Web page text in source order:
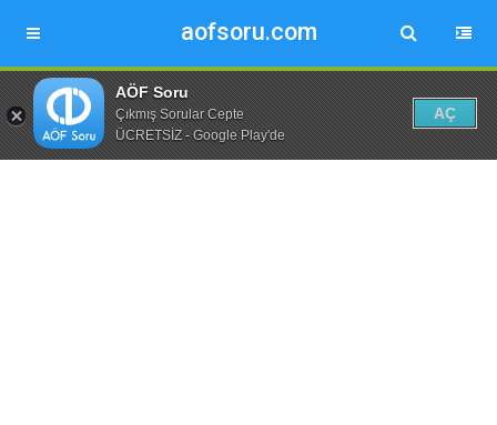
aofsoru.com
AÖF Soru
Çıkmış Sorular Cepte
ÜCRETSİZ - Google Play'de
AÇ